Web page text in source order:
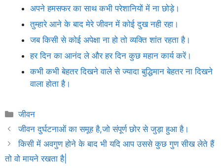
अपने हमसफर का साथ कभी परेशानियों में ना छोड़े।
तुम्हारे आने के बाद मेरे जीवन में कोई दुख नही रहा।
जब किसी से कोई अपेक्षा ना हो तो व्यक्ति शांत रहता है।
हर दिन का आनंद ले और हर दिन कुछ महान कार्य करें।
कभी कभी बेहतर दिखने वाले से ज्यादा बुद्धिमान बेहतर ना दिखने
वाला होता है।
Categories
जीवन
जीवन दुर्घटनाओं का समूह है,जो संपूर्ण छोर से जुड़ा हुआ है।
किसी में अवगुण होने के बाद भी यदि आप उससे कुछ गुण सीख लेते हैं
तो वो मायने रखता है|